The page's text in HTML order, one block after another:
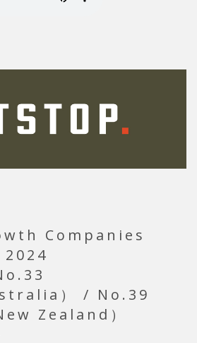
Companies
） / No.39
Zealand）